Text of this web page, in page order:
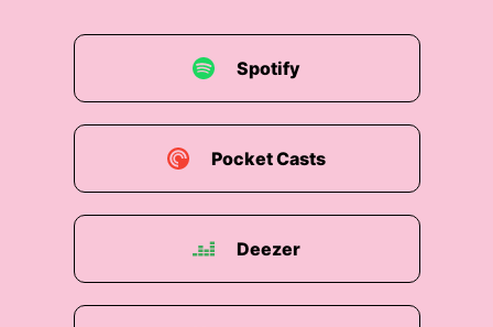
Spotify
Pocket Casts
Deezer